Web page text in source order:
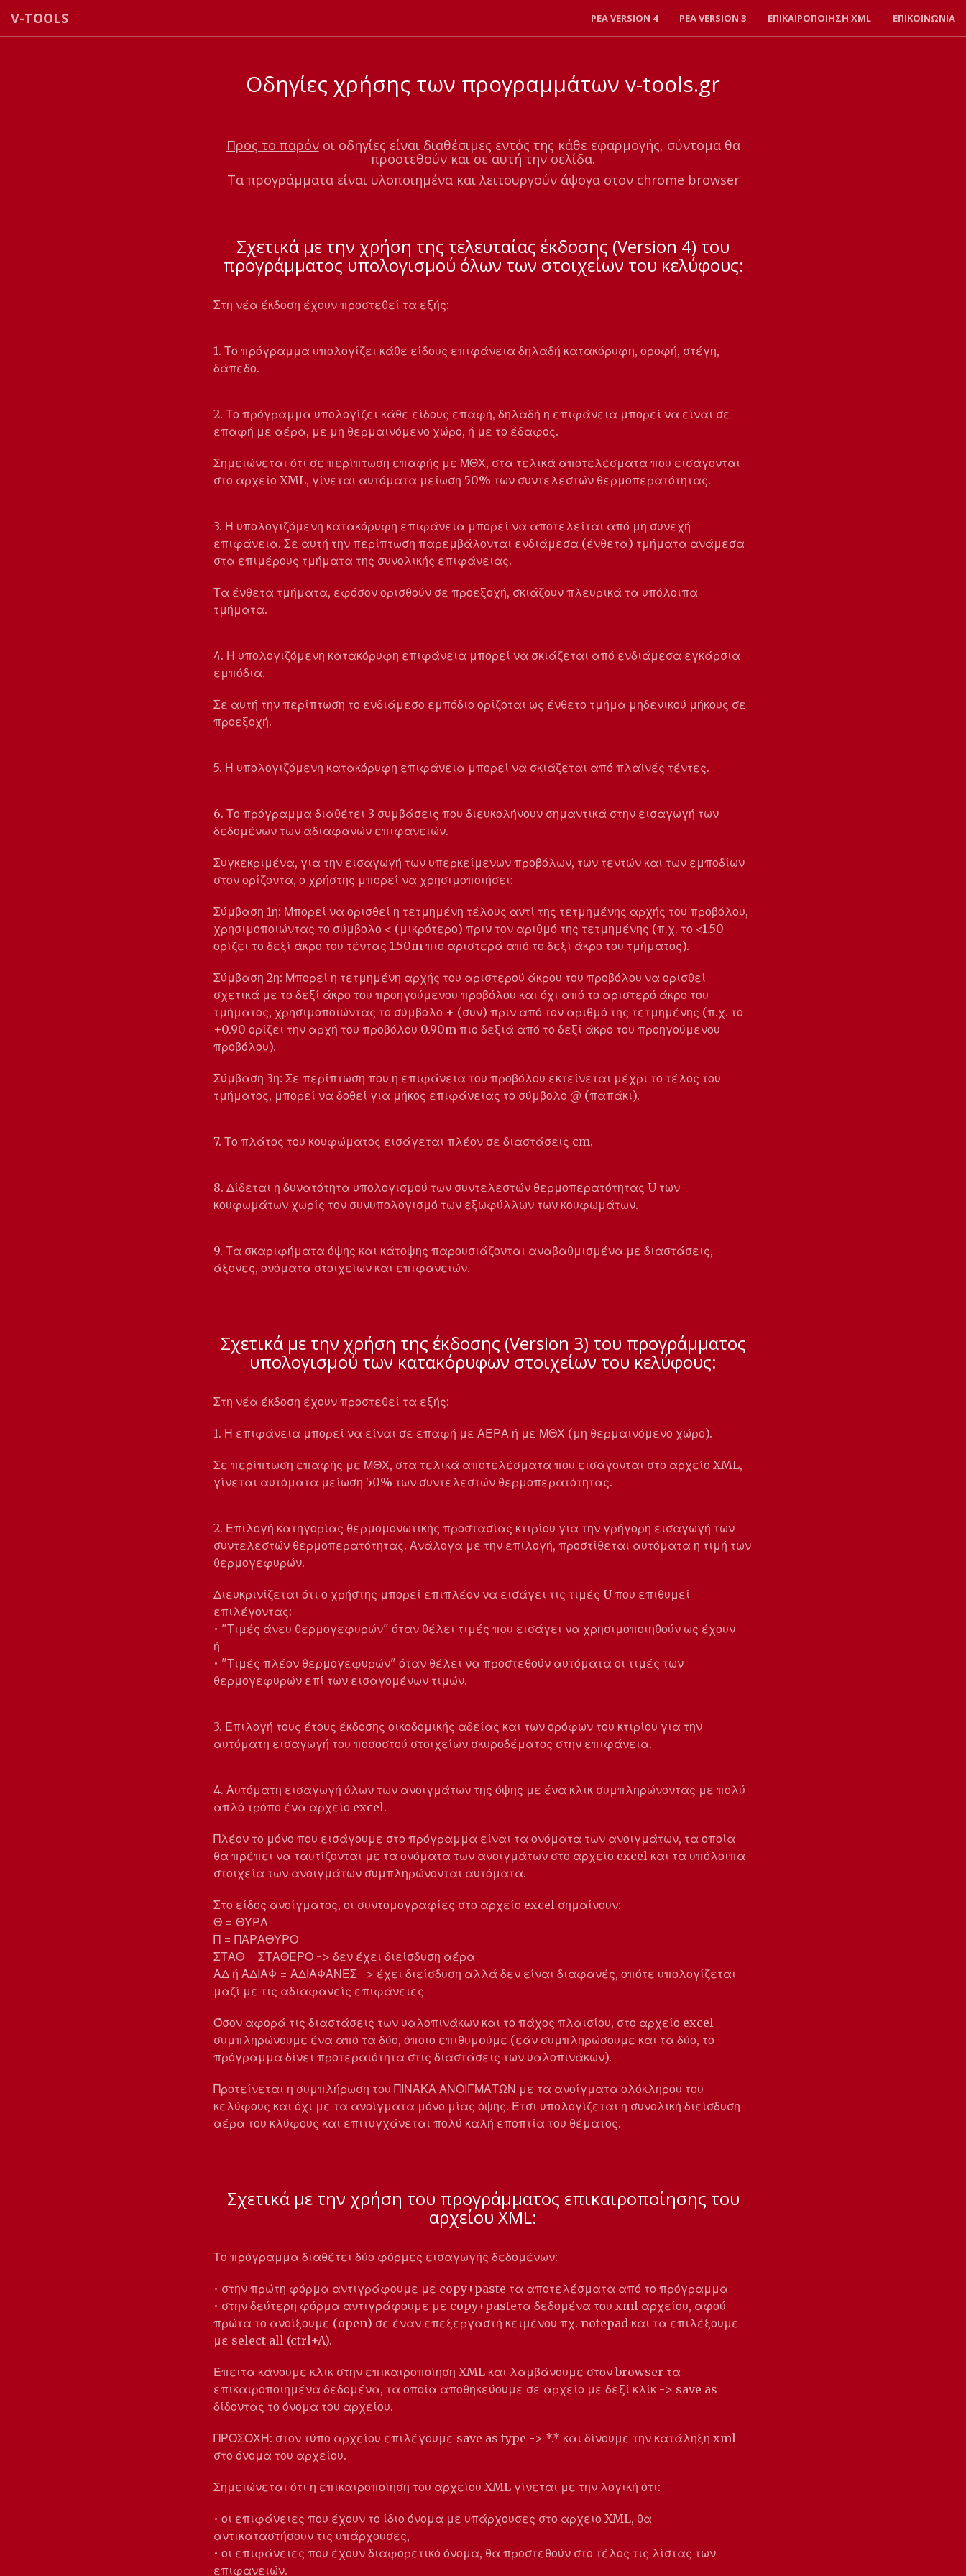
V-TOOLS PEA VERSION 4 PEA VERSION 3 ΕΠΙΚΑΙΡΟΠΟΙΗΣΗ XML ΕΠΙΚΟΙΝΩΝΙΑ
Οδηγίες χρήσης των προγραμμάτων v-tools.gr
Προς το παρόνοι οδηγίες είναι διαθέσιμες εντός της κάθε εφαρμογής, σύντομα θα
προστεθούν και σε αυτή την σελίδα.
Τα προγράμματα είναι υλοποιημένα και λειτουργούν άψογα στον chrome browser
Σχετικά με την χρήση της τελευταίας έκδοσης (Version 4) του
προγράμματος υπολογισμού όλων των στοιχείων του κελύφους:
Στη νέα έκδοση έχουν προστεθεί τα εξής:
1. Το πρόγραμμα υπολογίζει κάθε είδους επιφάνεια δηλαδή κατακόρυφη, οροφή, στέγη,
δάπεδο.
2. Το πρόγραμμα υπολογίζει κάθε είδους επαφή, δηλαδή η επιφάνεια μπορεί να είναι σε
επαφή με αέρα, με μη θερμαινόμενο χώρο, ή με το έδαφος.
Σημειώνεται ότι σε περίπτωση επαφής με ΜΘΧ, στα τελικά αποτελέσματα που εισάγονται
στο αρχείο XML, γίνεται αυτόματα μείωση 50% των συντελεστών θερμοπερατότητας.
3. Η υπολογιζόμενη κατακόρυφη επιφάνεια μπορεί να αποτελείται από μη συνεχή
επιφάνεια. Σε αυτή την περίπτωση παρεμβάλονται ενδιάμεσα (ένθετα) τμήματα ανάμεσα
στα επιμέρους τμήματα της συνολικής επιφάνειας.
Τα ένθετα τμήματα, εφόσον ορισθούν σε προεξοχή, σκιάζουν πλευρικά τα υπόλοιπα
τμήματα.
4. Η υπολογιζόμενη κατακόρυφη επιφάνεια μπορεί να σκιάζεται από ενδιάμεσα εγκάρσια
εμπόδια.
Σε αυτή την περίπτωση το ενδιάμεσο εμπόδιο ορίζοται ως ένθετο τμήμα μηδενικού μήκους σε
προεξοχή.
5. Η υπολογιζόμενη κατακόρυφη επιφάνεια μπορεί να σκιάζεται από πλαϊνές τέντες.
6. Το πρόγραμμα διαθέτει 3 συμβάσεις που διευκολήνουν σημαντικά στην εισαγωγή των
δεδομένων των αδιαφανών επιφανειών.
Συγκεκριμένα, για την εισαγωγή των υπερκείμενων προβόλων, των τεντών και των εμποδίων
στον ορίζοντα, ο χρήστης μπορεί να χρησιμοποιήσει:
Σύμβαση 1η: Μπορεί να ορισθεί η τετμημένη τέλους αντί της τετμημένης αρχής του προβόλου,
χρησιμοποιώντας το σύμβολο < (μικρότερο) πριν τον αριθμό της τετμημένης (π.χ. το <1.50
ορίζει το δεξί άκρο του τέντας 1.50m πιο αριστερά από το δεξί άκρο του τμήματος).
Σύμβαση 2η: Μπορεί η τετμημένη αρχής του αριστερού άκρου του προβόλου να ορισθεί
σχετικά με το δεξί άκρο του προηγούμενου προβόλου και όχι από το αριστερό άκρο του
τμήματος, χρησιμοποιώντας το σύμβολο + (συν) πριν από τον αριθμό της τετμημένης (π.χ. το
+0.90 ορίζει την αρχή του προβόλου 0.90m πιο δεξιά από το δεξί άκρο του προηγούμενου
προβόλου).
Σύμβαση 3η: Σε περίπτωση που η επιφάνεια του προβόλου εκτείνεται μέχρι το τέλος του
τμήματος, μπορεί να δοθεί για μήκος επιφάνειας το σύμβολο @ (παπάκι).
7. Το πλάτος του κουφώματος εισάγεται πλέον σε διαστάσεις cm.
8. Δίδεται η δυνατότητα υπολογισμού των συντελεστών θερμοπερατότητας U των
κουφωμάτων χωρίς τον συνυπολογισμό των εξωφύλλων των κουφωμάτων.
9. Τα σκαριφήματα όψης και κάτοψης παρουσιάζονται αναβαθμισμένα με διαστάσεις,
άξονες, ονόματα στοιχείων και επιφανειών.
Σχετικά με την χρήση της έκδοσης (Version 3) του προγράμματος
υπολογισμού των κατακόρυφων στοιχείων του κελύφους:
Στη νέα έκδοση έχουν προστεθεί τα εξής:
1. Η επιφάνεια μπορεί να είναι σε επαφή με ΑΕΡΑ ή με ΜΘΧ (μη θερμαινόμενο χώρο).
Σε περίπτωση επαφής με ΜΘΧ, στα τελικά αποτελέσματα που εισάγονται στο αρχείο XML,
γίνεται αυτόματα μείωση 50% των συντελεστών θερμοπερατότητας.
2. Επιλογή κατηγορίας θερμομονωτικής προστασίας κτιρίου για την γρήγορη εισαγωγή των
συντελεστών θερμοπερατότητας. Ανάλογα με την επιλογή, προστίθεται αυτόματα η τιμή των
θερμογεφυρών.
Διευκρινίζεται ότι ο χρήστης μπορεί επιπλέον να εισάγει τις τιμές U που επιθυμεί
επιλέγοντας:
• "Τιμές άνευ θερμογεφυρών" όταν θέλει τιμές που εισάγει να χρησιμοποιηθούν ως έχουν
ή
• "Τιμές πλέον θερμογεφυρών" όταν θέλει να προστεθούν αυτόματα οι τιμές των
θερμογεφυρών επί των εισαγομένων τιμών.
3. Επιλογή τους έτους έκδοσης οικοδομικής αδείας και των ορόφων του κτιρίου για την
αυτόματη εισαγωγή του ποσοστού στοιχείων σκυροδέματος στην επιφάνεια.
4. Αυτόματη εισαγωγή όλων των ανοιγμάτων της όψης με ένα κλικ συμπληρώνοντας με πολύ
απλό τρόπο ένα αρχείο excel.
Πλέον το μόνο που εισάγουμε στο πρόγραμμα είναι τα ονόματα των ανοιγμάτων, τα οποία
θα πρέπει να ταυτίζονται με τα ονόματα των ανοιγμάτων στο αρχείο excel και τα υπόλοιπα
στοιχεία των ανοιγμάτων συμπληρώνονται αυτόματα.
Στο είδος ανοίγματος, οι συντομογραφίες στο αρχείο excel σημαίνουν:
Θ = ΘΥΡΑ
Π = ΠΑΡΑΘΥΡΟ
ΣΤΑΘ = ΣΤΑΘΕΡΟ -> δεν έχει διείσδυση αέρα
ΑΔ ή ΑΔΙΑΦ = ΑΔΙΑΦΑΝΕΣ -> έχει διείσδυση αλλά δεν είναι διαφανές, οπότε υπολογίζεται
μαζί με τις αδιαφανείς επιφάνειες
Όσον αφορά τις διαστάσεις των υαλοπινάκων και το πάχος πλαισίου, στο αρχείο excel
συμπληρώνουμε ένα από τα δύο, όποιο επιθυμoύμε (εάν συμπληρώσουμε και τα δύο, το
πρόγραμμα δίνει προτεραιότητα στις διαστάσεις των υαλοπινάκων).
Προτείνεται η συμπλήρωση του ΠΙΝΑΚΑ ΑΝΟΙΓΜΑΤΩΝ με τα ανοίγματα ολόκληρου του
κελύφους και όχι με τα ανοίγματα μόνο μίας όψης. Έτσι υπολογίζεται η συνολική διείσδυση
αέρα του κλύφους και επιτυγχάνεται πολύ καλή εποπτία του θέματος.
Σχετικά με την χρήση του προγράμματος επικαιροποίησης του
αρχείου XML:
Το πρόγραμμα διαθέτει δύο φόρμες εισαγωγής δεδομένων:
• στην πρώτη φόρμα αντιγράφουμε με copy+paste τα αποτελέσματα από το πρόγραμμα
• στην δεύτερη φόρμα αντιγράφουμε με copy+pasteτα δεδομένα του xml αρχείου, αφού
πρώτα το ανοίξουμε (open) σε έναν επεξεργαστή κειμένου πχ. notepad και τα επιλέξουμε
με select all (ctrl+A).
Έπειτα κάνουμε κλικ στην επικαιροποίηση XML και λαμβάνουμε στον browser τα
επικαιροποιημένα δεδομένα, τα οποία αποθηκεύουμε σε αρχείο με δεξί κλίκ -> save as
δίδοντας το όνομα του αρχείου.
ΠΡΟΣΟΧΗ: στον τύπο αρχείου επιλέγουμε save as type -> *.* και δίνουμε την κατάληξη xml
στο όνομα του αρχείου.
Σημειώνεται ότι η επικαιροποίηση του αρχείου XML γίνεται με την λογική ότι:
• οι επιφάνειες που έχουν το ίδιο όνομα με υπάρχουσες στο αρχειο XML, θα
αντικαταστήσουν τις υπάρχουσες,
• οι επιφάνειες που έχουν διαφορετικό όνομα, θα προστεθούν στο τέλος τις λίστας των
επιφανειών.